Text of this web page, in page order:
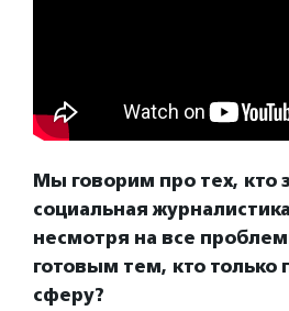
Мы говорим про тех, кто
социальная
несмотря на все
готовым тем, кто только
сферу?